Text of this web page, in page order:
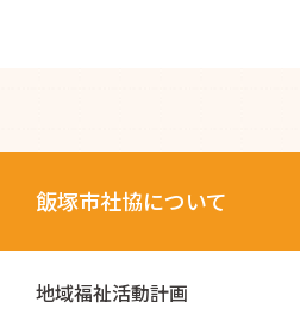
飯塚市社協について
地域福祉活動計画